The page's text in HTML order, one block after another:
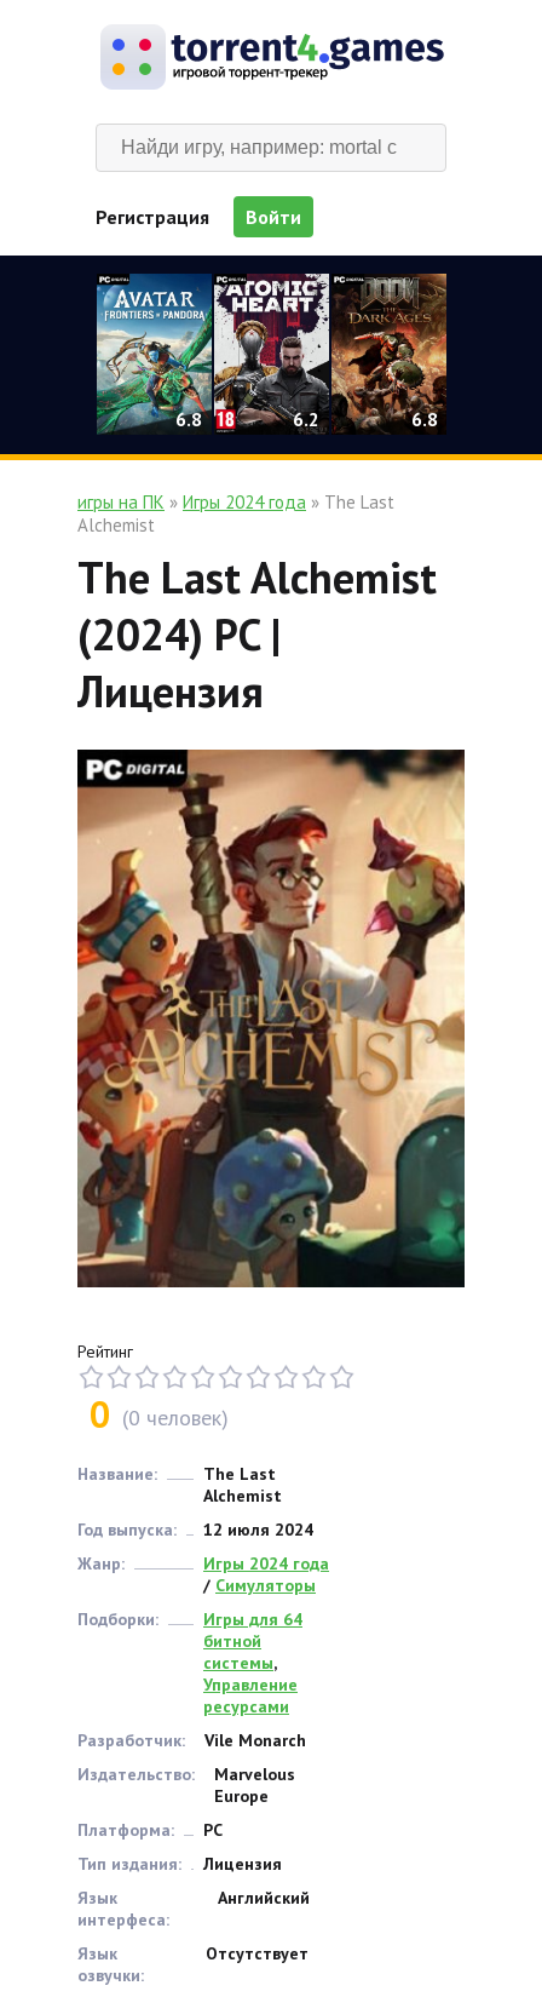
Регистрация Войти
6.8 6.2 6.8
игры на ПК » Игры 2024 года » The Last
Alchemist
The Last Alchemist
(2024) PC |
Лицензия
Рейтинг
0 (0 человек)
Название:
The Last
Alchemist
Год выпуска:
12 июля 2024
Жанр:
Игры 2024 года
/ Симуляторы
Подборки:
Игры для 64
битной
системы,
Управление
ресурсами
Разработчик:
Vile Monarch
Издательство:
Marvelous
Europe
Платформа:
PC
Тип издания:
Лицензия
Язык
интерфеса:
Английский
Язык
озвучки:
Отсутствует